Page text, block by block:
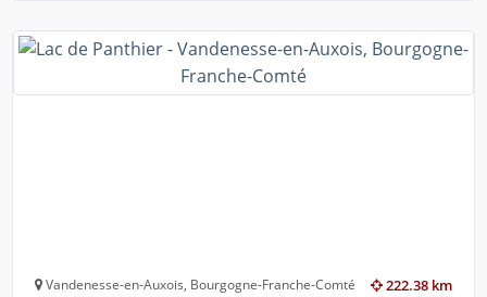
222.38 km
Vandenesse-en-Auxois, Bourgogne-Franche-Comté